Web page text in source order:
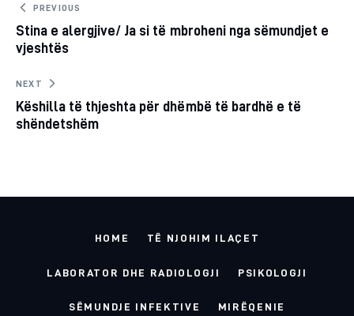
CLIPBOARD
Post
navigation
PREVIOUS
Stina e alergjive/ Ja si të mbroheni nga sëmundjet e
vjeshtës
NEXT
Këshilla të thjeshta për dhëmbë të bardhë e të
shëndetshëm
HOME TË NJOHIM ILAÇET
LABORATOR DHE RADIOLOGJI PSIKOLOGJI
SËMUNDJE INFEKTIVE MIRËQENIE